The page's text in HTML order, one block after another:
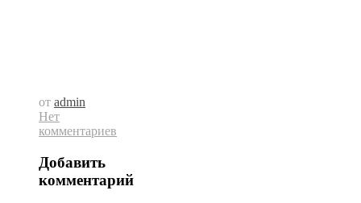
от admin
Нет
комментариев
Добавить
комментарий